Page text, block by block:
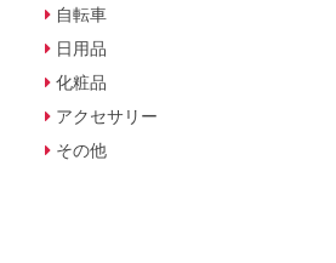
自転車
日用品
化粧品
アクセサリー
その他